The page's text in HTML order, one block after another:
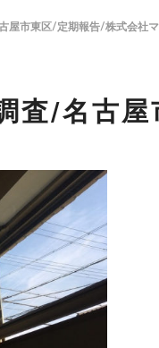
業務案内
屋市東区/定期報告/株式会社
査/名古